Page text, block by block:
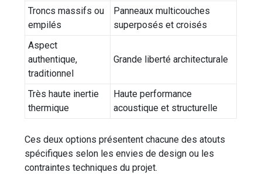
Troncs massifs ou
empilés
Panneaux multicouches
superposés et croisés
Aspect
authentique,
traditionnel
Grande liberté architecturale
Très haute inertie
thermique
Haute performance
acoustique et structurelle
Ces deux options présentent chacune des atouts
spécifiques selon les envies de design ou les
contraintes techniques du projet.